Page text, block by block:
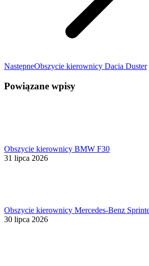
NastępneNastępny
Obszycie kierownicy Dacia Duster
Powiązane wpisy
Obszycie kierownicy BMW F30
31 lipca 2026
Obszycie kierownicy Mercedes-Benz
30 lipca 2026